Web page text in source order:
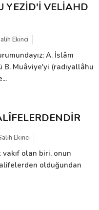
YEZİD'İ VELİAHD
Ekinci
A. İslâm
B. Muâviye'yi (radıyallâhu
Ekinci
olan biri, onun
olduğundan